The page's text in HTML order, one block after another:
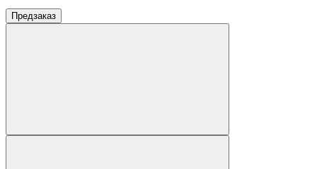
Предзаказ